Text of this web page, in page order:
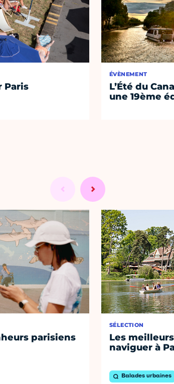
Paris
ÉVÈNEMENT
L’Été du
une 19ème
parisiens
SÉLECTION
Les
naviguer à
Balades urbaines